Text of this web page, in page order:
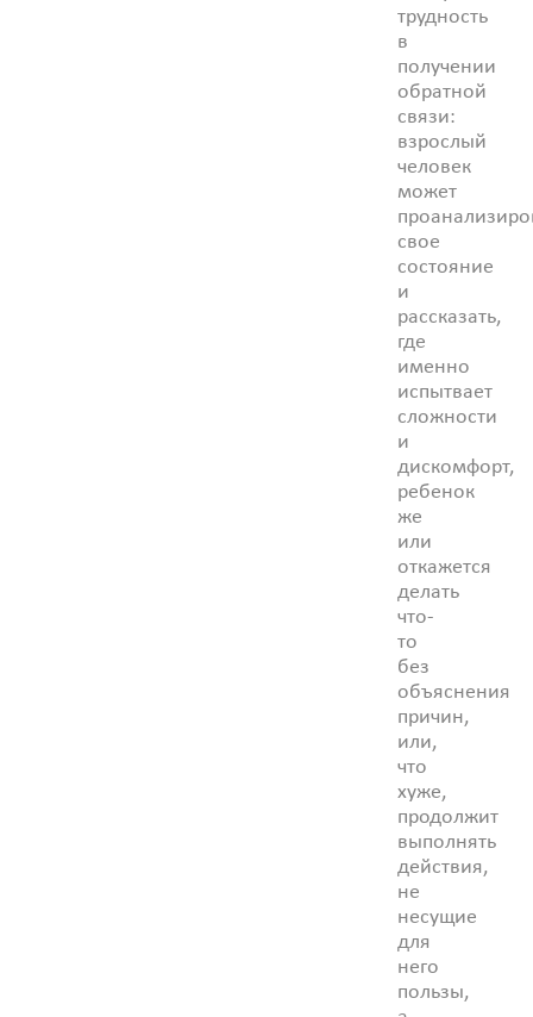
трудность
в
получении
обратной
связи:
взрослый
человек
может
свое
состояние
и
рассказать,
где
именно
испытвает
сложности
и
дискомфорт,
ребенок
же
или
откажется
делать
что-
то
без
объяснения
причин,
или,
что
хуже,
продолжит
выполнять
действия,
не
несущие
для
него
пользы,